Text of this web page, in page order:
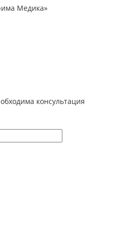
Медика»
консультация